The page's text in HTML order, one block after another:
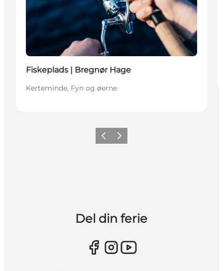
Fiskeplads | Bregnør Hage
Kerteminde, Fyn og øerne
ForrigeNæste
Del din ferie